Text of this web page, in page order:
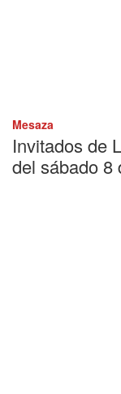
Mesaza
Invitados de
del sábado 8